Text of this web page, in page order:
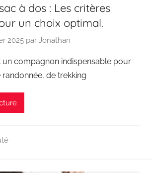
à dos : Les critères
un choix optimal.
2025 par Jonathan
un compagnon indispensable pour
de trekking